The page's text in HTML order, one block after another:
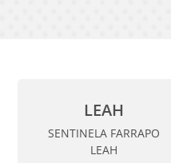
LEAH
SENTINELA FARRAPO
LEAH